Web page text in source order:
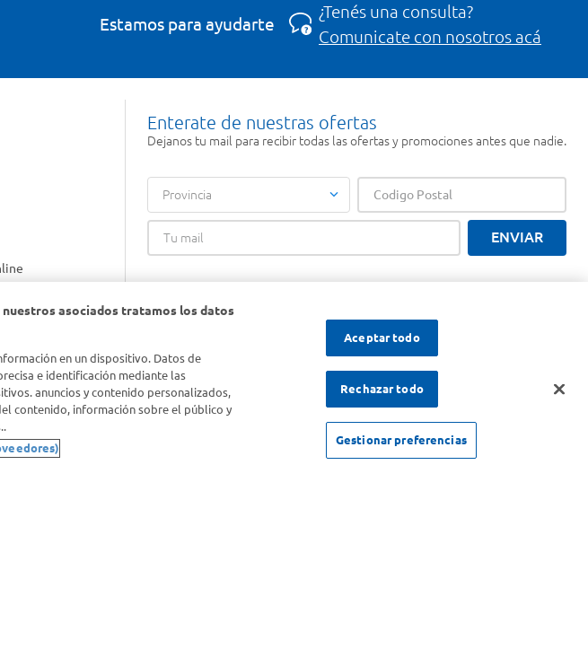
Estamos para ayudarte
¿Tenés una consulta?
Comunicate con nosotros acá
Enterate de nuestras ofertas
Dejanos tu mail para recibir todas las ofertas y promociones antes que nadie.
Provincia
ENVIAR
asociados tratamos los datos
en un dispositivo. Datos de
e identificación mediante las
anuncios y contenido personalizados,
contenido, información sobre el público y
Aceptar todo
Rechazar todo
Gestionar preferencias